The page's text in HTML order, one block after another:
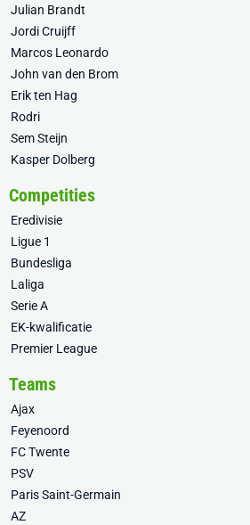
Julian Brandt
Jordi Cruijff
Marcos Leonardo
John van den Brom
Erik ten Hag
Rodri
Sem Steijn
Kasper Dolberg
Competities
Eredivisie
Ligue 1
Bundesliga
Laliga
Serie A
EK-kwalificatie
Premier League
Teams
Ajax
Feyenoord
FC Twente
PSV
Paris Saint-Germain
AZ